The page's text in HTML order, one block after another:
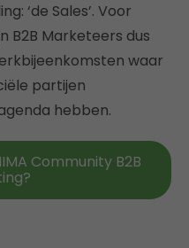
‘de Sales’. Voor
B2B Marketeers dus
waar
partijen
hebben.
Community B2B